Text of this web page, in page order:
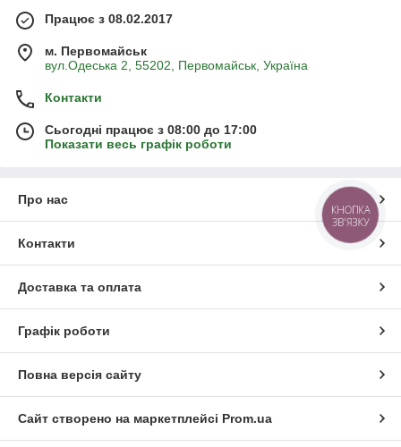
Працює з 08.02.2017
м. Первомайськ
вул.Одеська 2, 55202, Первомайськ, Україна
Контакти
Сьогодні працює з 08:00 до 17:00
Показати весь графік роботи
Про нас
Контакти
Доставка та оплата
Графік роботи
Повна версія сайту
Сайт створено на маркетплейсі Prom.ua